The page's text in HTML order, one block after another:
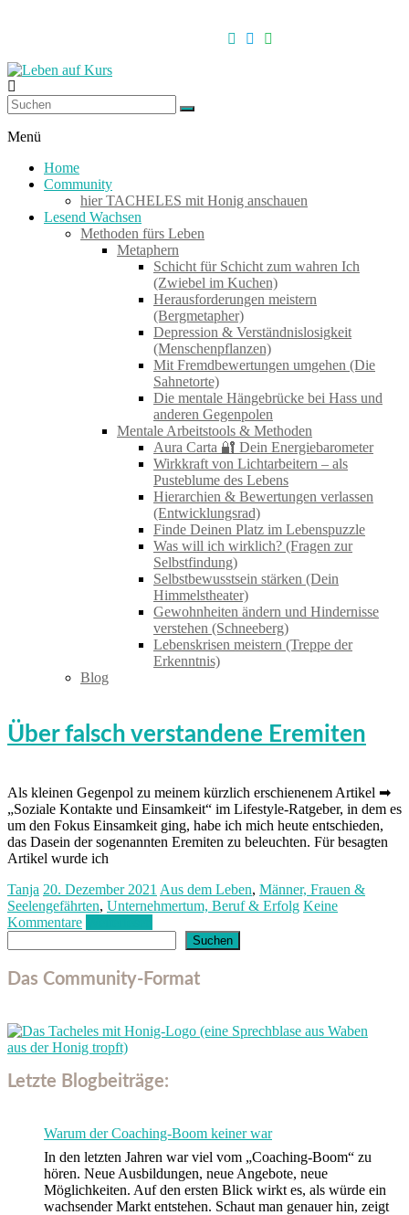
Leben
auf
Kurs
Werkzeuge
zum
Menü
Home
Community
hier TACHELES mit Honig anschauen
Lesend Wachsen
Methoden fürs Leben
Metaphern
Schicht für Schicht zum wahren Ich
(Zwiebel im Kuchen)
Herausforderungen meistern
(Bergmetapher)
Depression & Verständnislosigkeit
(Menschenpflanzen)
Mit Fremdbewertungen umgehen (Die
Sahnetorte)
Die mentale Hängebrücke bei Hass und
anderen Gegenpolen
Mentale Arbeitstools & Methoden
Aura Carta 🔐 Dein Energiebarometer
Wirkkraft von Lichtarbeitern – als
Pusteblume des Lebens
Hierarchien & Bewertungen verlassen
(Entwicklungsrad)
Finde Deinen Platz im Lebenspuzzle
Was will ich wirklich? (Fragen zur
Selbstfindung)
Selbstbewusstsein stärken (Dein
Himmelstheater)
Gewohnheiten ändern und Hindernisse
verstehen (Schneeberg)
Lebenskrisen meistern (Treppe der
Erkenntnis)
Blog
Über falsch verstandene Eremiten
Als kleinen Gegenpol zu meinem kürzlich erschienenem Artikel ➡
„Soziale Kontakte und Einsamkeit“ im Lifestyle-Ratgeber, in dem es
um den Fokus Einsamkeit ging, habe ich mich heute entschieden,
das Dasein der sogenannten Eremiten zu beleuchten. Für besagten
Artikel wurde ich
Tanja 20. Dezember 2021 Aus dem Leben, Männer, Frauen &
Seelengefährten, Unternehmertum, Beruf & Erfolg Keine
Kommentare
Suchen
Das Community-Format
Letzte Blogbeiträge:
Warum der Coaching-Boom keiner war
In den letzten Jahren war viel vom „Coaching-Boom“ zu
hören. Neue Ausbildungen, neue Angebote, neue
Möglichkeiten. Auf den ersten Blick wirkt es, als würde ein
wachsender Markt entstehen. Schaut man genauer hin, zeigt